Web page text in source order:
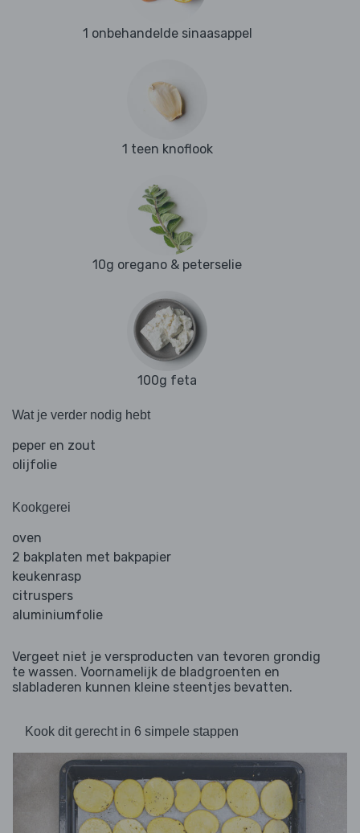
1 onbehandelde sinaasappel
1 teen knoflook
10g oregano & peterselie
100g feta
Wat je verder nodig hebt
peper en zout
olijfolie
Kookgerei
oven
2 bakplaten met bakpapier
keukenrasp
citruspers
aluminiumfolie
Vergeet niet je versproducten van tevoren grondig
te wassen. Voornamelijk de bladgroenten en
slabladeren kunnen kleine steentjes bevatten.
Kook dit gerecht in 6 simpele stappen